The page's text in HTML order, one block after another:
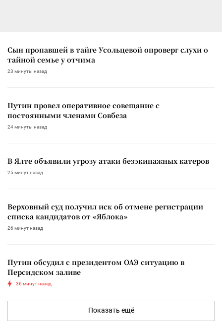
Сын пропавшей в тайге Усольцевой опроверг слухи о
тайной семье у отчима
23 минуты назад
Путин провел оперативное совещание с
постоянными членами Совбеза
24 минуты назад
В Ялте объявили угрозу атаки безэкипажных катеров
25 минут назад
Верховный суд получил иск об отмене регистрации
списка кандидатов от «Яблока»
26 минут назад
Путин обсудил с президентом ОАЭ ситуацию в
Персидском заливе
36 минут назад
Показать ещё